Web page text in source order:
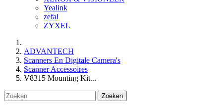
Yealink
zefal
ZYXEL
ADVANTECH
Scanners En Digitale Camera's
Scanner Accessoires
V8315 Mounting Kit...
Zoeken